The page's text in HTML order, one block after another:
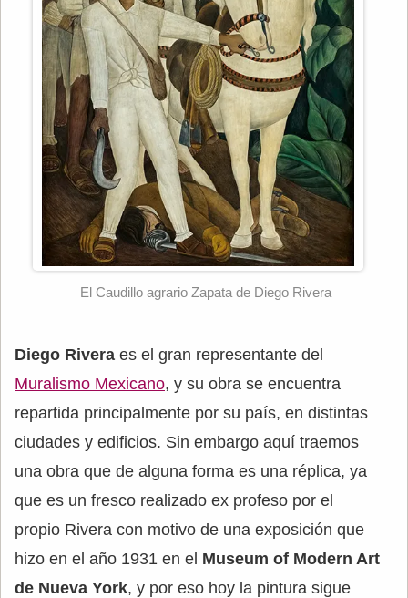
El Caudillo agrario Zapata de Diego Rivera
Diego Rivera es el gran representante del
Muralismo Mexicano, y su obra se encuentra
repartida principalmente por su país, en distintas
ciudades y edificios. Sin embargo aquí traemos
una obra que de alguna forma es una réplica, ya
que es un fresco realizado ex profeso por el
propio Rivera con motivo de una exposición que
hizo en el año 1931 en el Museum of Modern Art
de Nueva York, y por eso hoy la pintura sigue